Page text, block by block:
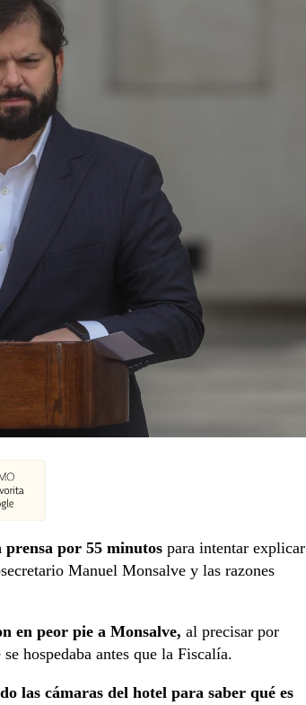
por 55 minutos para intentar explicar
Manuel Monsalve y las razones
en peor pie a Monsalve, al precisar por
hospedaba antes que la Fiscalía.
las cámaras del hotel para saber qué es